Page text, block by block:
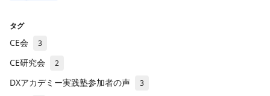
タグ
CE会 3
CE研究会 2
DXアカデミー実践塾参加者の声 3